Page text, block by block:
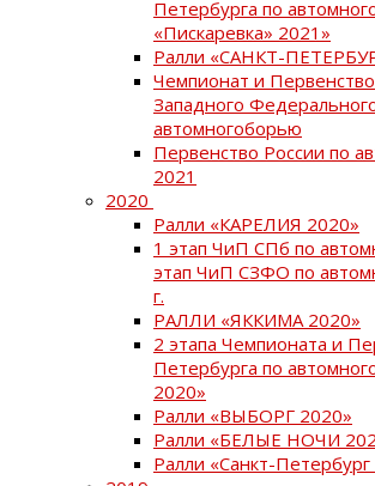
Петербурга по
«Пискаревка» 2021»
Ралли «САНКТ-
Чемпионат и
Западного
автомногоборью
Первенство России по
2021
2020
Ралли «КАРЕЛИЯ 2020»
1 этап ЧиП СПб по
этап ЧиП СЗФО по
г.
РАЛЛИ «ЯККИМА 2020»
2 этапа Чемпионата и
Петербурга по
2020»
Ралли «ВЫБОРГ 2020»
Ралли «БЕЛЫЕ НОЧИ
Ралли «Санкт-